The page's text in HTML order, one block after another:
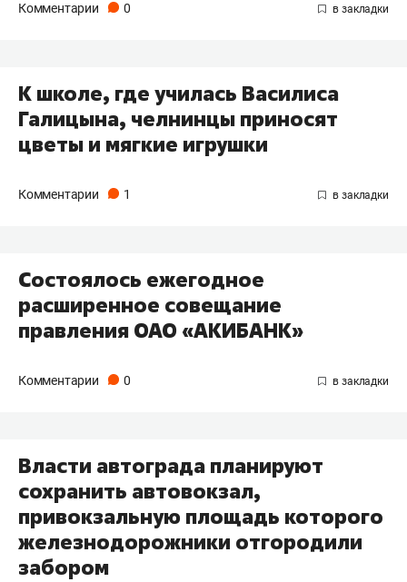
Комментарии 0
К школе, где училась Василиса
Галицына, челнинцы приносят
цветы и мягкие игрушки
Комментарии 1
Состоялось ежегодное
расширенное совещание
правления ОАО «АКИБАНК»
Комментарии 0
Власти автограда планируют
сохранить автовокзал,
привокзальную площадь которого
железнодорожники отгородили
забором